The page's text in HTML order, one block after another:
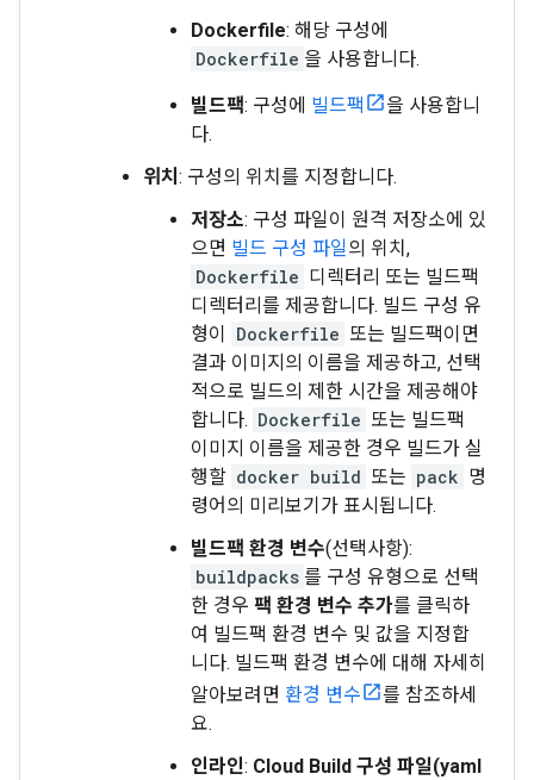
Dockerfile: 해당 구성에
Dockerfile 을 사용합니다.
빌드팩: 구성에 빌드팩
을 사용합니
다.
위치 : 구성의 위치를 지정합니다.
저장소: 구성 파일이 원격 저장소에 있
으면 빌드 구성 파일의 위치,
Dockerfile 디렉터리 또는 빌드팩
디렉터리를 제공합니다. 빌드 구성 유
형이
Dockerfile 또는 빌드팩이면
결과 이미지의 이름을 제공하고, 선택
적으로 빌드의 제한 시간을 제공해야
합니다. Dockerfile 또는 빌드팩
이미지 이름을 제공한 경우 빌드가 실
행할 docker build 또는 pack 명
령어의 미리보기가 표시됩니다.
빌드팩 환경 변수(선택사항):
buildpacks 를 구성 유형으로 선택
한 경우 팩 환경 변수 추가를 클릭하
여 빌드팩 환경 변수 및 값을 지정합
니다. 빌드팩 환경 변수에 대해 자세히
알아보려면 환경 변수
를 참조하세
요.
인라인: Cloud Build 구성 파일(yaml